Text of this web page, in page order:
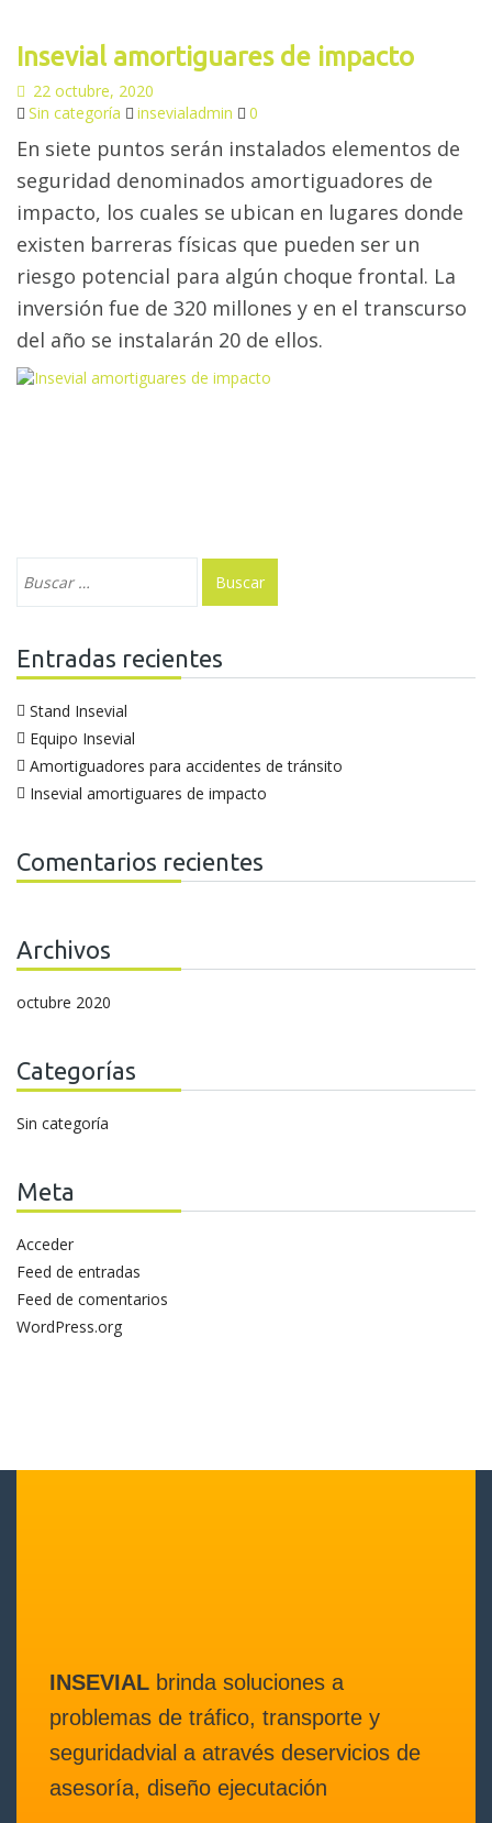
Insevial amortiguares de impacto
22 octubre, 2020
Sin categoría
insevialadmin 0
En siete puntos serán instalados elementos de
seguridad denominados amortiguadores de
impacto, los cuales se ubican en lugares donde
existen barreras físicas que pueden ser un
riesgo potencial para algún choque frontal. La
inversión fue de 320 millones y en el transcurso
del año se instalarán 20 de ellos.
Entradas recientes
Stand Insevial
Equipo Insevial
Amortiguadores para accidentes de tránsito
Insevial amortiguares de impacto
Comentarios recientes
Archivos
octubre 2020
Categorías
Sin categoría
Meta
Acceder
Feed de entradas
Feed de comentarios
WordPress.org
INSEVIAL brinda soluciones a
problemas de tráfico, transporte y
seguridadvial a através deservicios de
asesoría, diseño ejecutación